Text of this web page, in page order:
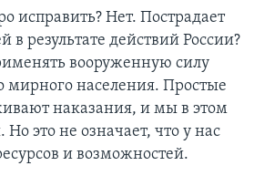
исправить? Нет. Пострадает
результате действий России?
вооруженную силу
мирного населения. Простые
наказания, и мы в этом
это не означает, что у нас
и возможностей.